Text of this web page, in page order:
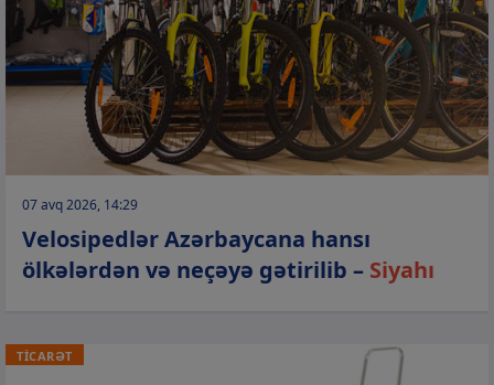
07 avq 2026, 14:29
Velosipedlər Azərbaycana hansı
ölkələrdən və neçəyə gətirilib – Siyahı
TİCARƏT